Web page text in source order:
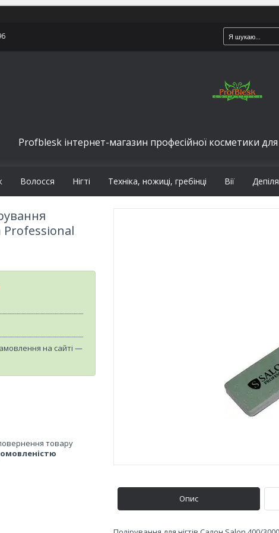
Profblesk інтернет-магазин професійної косметики для
Волосся Нігті Техніка, ножиці, гребінці Вії
Professional
на сайті —
товару
Опис